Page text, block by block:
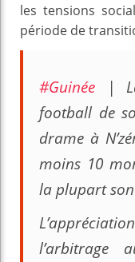
les tensions
période de
#Guinée |
football de
drame à
moins 10
la plupart
l’arbitrage